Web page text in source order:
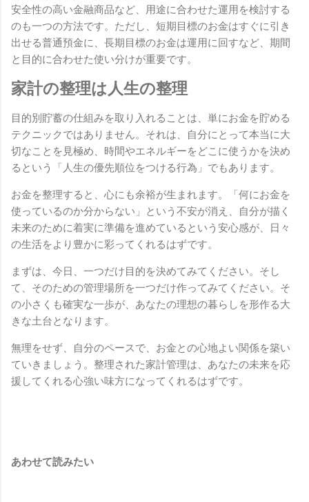
安全性の高い金融商品など、用途に合わせた運用を検討する
のも一つの方法です。ただし、短期目標のお金はすぐに引き
出せる普通預金に、長期目標のお金は運用に回すなど、期間
と目的に合わせた使い分けが重要です。
家計の整理は人生の整理
目的別貯蓄の仕組みを取り入れることは、単にお金を貯める
テクニックではありません。それは、自分にとって本当に大
切なことを見極め、時間やエネルギーをどこに使うかを決め
るという「人生の優先順位をつける行為」でもあります。
お金を整理すると、心にも余裕が生まれます。「何にお金を
使っているのか分からない」という不安が消え、自分が描く
未来のために着実に準備を進めているという安心感が、日々
の生活をより豊かに彩ってくれるはずです。
まずは、今日、一つだけ目的を決めてみてください。そし
て、そのための管理場所を一つだけ作ってみてください。そ
の小さくも確実な一歩が、あなたの理想の暮らしを形作る大
きな土台となります。
無理をせず、自分のペースで、お金との心地よい関係を築い
ていきましょう。整理された家計管理は、あなたの未来を応
援してくれる心強い味方になってくれるはずです。
あわせて読みたい